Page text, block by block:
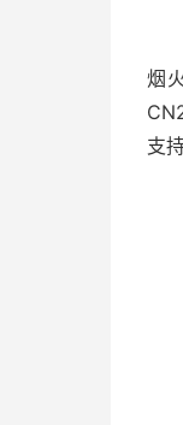
烟
支